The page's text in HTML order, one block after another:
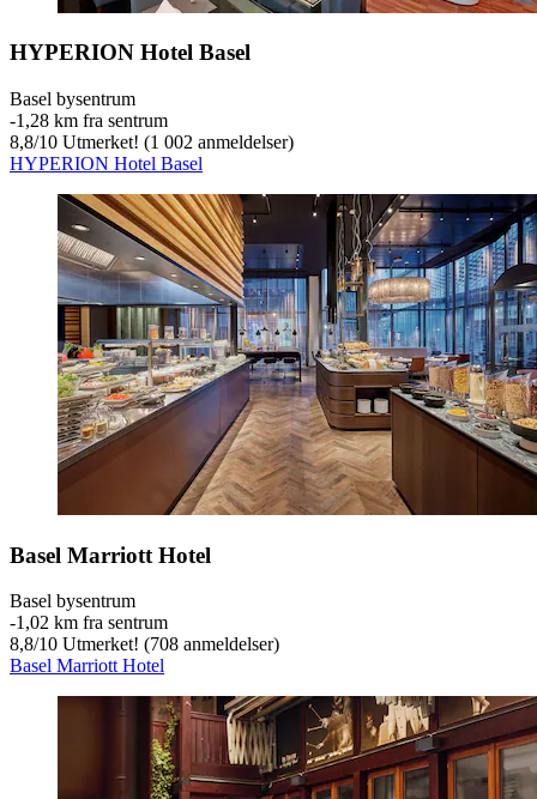
HYPERION Hotel Basel
Basel bysentrum
‐1,28 km fra sentrum
8,8/10 Utmerket! (1 002 anmeldelser)
HYPERION Hotel Basel
Basel Marriott Hotel
Basel bysentrum
‐1,02 km fra sentrum
8,8/10 Utmerket! (708 anmeldelser)
Basel Marriott Hotel